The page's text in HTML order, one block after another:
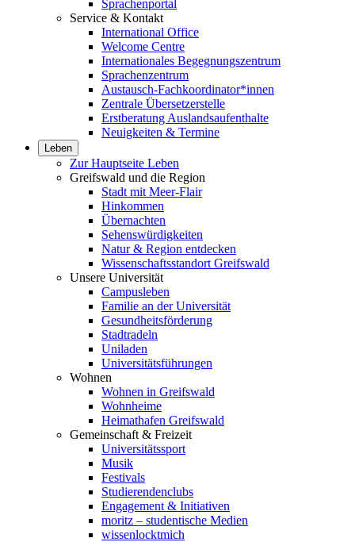
Sprachenportal
Service & Kontakt
International Office
Welcome Centre
Internationales Begegnungszentrum
Sprachenzentrum
Austausch-Fachkoordinator*innen
Zentrale Übersetzerstelle
Erstberatung Auslandsaufenthalte
Neuigkeiten & Termine
Leben
Zur Hauptseite Leben
Greifswald und die Region
Stadt mit Meer-Flair
Hinkommen
Übernachten
Sehenswürdigkeiten
Natur & Region entdecken
Wissenschaftsstandort Greifswald
Unsere Universität
Campusleben
Familie an der Universität
Gesundheitsförderung
Stadtradeln
Uniladen
Universitätsführungen
Wohnen
Wohnen in Greifswald
Wohnheime
Heimathafen Greifswald
Gemeinschaft & Freizeit
Universitätssport
Musik
Festivals
Studierendenclubs
Engagement & Initiativen
moritz – studentische Medien
wissenlocktmich